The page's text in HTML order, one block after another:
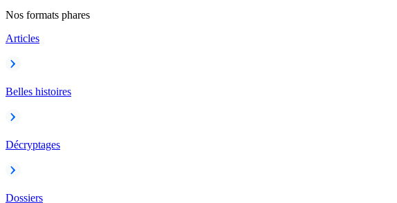
Nos formats phares
Articles
Belles histoires
Décryptages
Dossiers